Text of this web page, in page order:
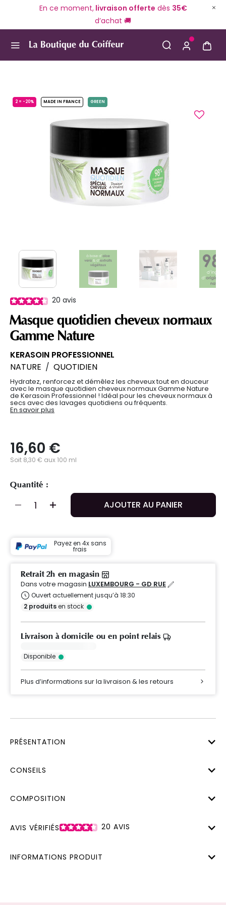
En ce moment,livraison offerte dès 35€
d’achat 🚚
2 = -20% MADE IN FRANCE GREEN
20 avis
Masque quotidien cheveux normaux
Gamme Nature
KERASOIN PROFESSIONNEL
NATURE / QUOTIDIEN
Hydratez, renforcez et démêlez les cheveux tout en douceur
avec le masque quotidien cheveux normaux Gamme Nature
de Kerasoin Professionnel ! Idéal pour les cheveux normaux à
secs avec des lavages quotidiens ou fréquents.
En savoir plus
16,60 €
Soit 8,30 € aux 100 ml
Quantité :
AJOUTER AU PANIER
Payez en 4x sans
frais
Retrait 2h en magasin
Dans votre magasin LUXEMBOURG - GD RUE
Ouvert actuellement jusqu’à 18:30
2 produitsen stock
Livraison à domicile ou en point relais
Disponible
Plus d’informations sur la livraison & les retours
PRÉSENTATION
CONSEILS
COMPOSITION
AVIS VÉRIFIÉS 20 AVIS
INFORMATIONS PRODUIT